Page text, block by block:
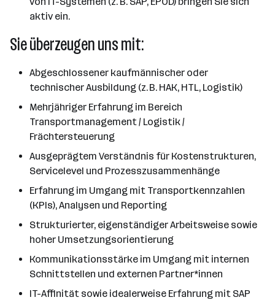
aktiv ein.
Sie überzeugen uns mit:
Abgeschlossener kaufmännischer oder
technischer Ausbildung (z. B. HAK, HTL, Logistik)
Mehrjähriger Erfahrung im Bereich
Transportmanagement / Logistik /
Frächtersteuerung
Ausgeprägtem Verständnis für Kostenstrukturen,
Servicelevel und Prozesszusammenhänge
Erfahrung im Umgang mit Transportkennzahlen
(KPIs), Analysen und Reporting
Strukturierter, eigenständiger Arbeitsweise sowie
hoher Umsetzungsorientierung
Kommunikationsstärke im Umgang mit internen
Schnittstellen und externen Partner*innen
IT-Affinität sowie idealerweise Erfahrung mit SAP